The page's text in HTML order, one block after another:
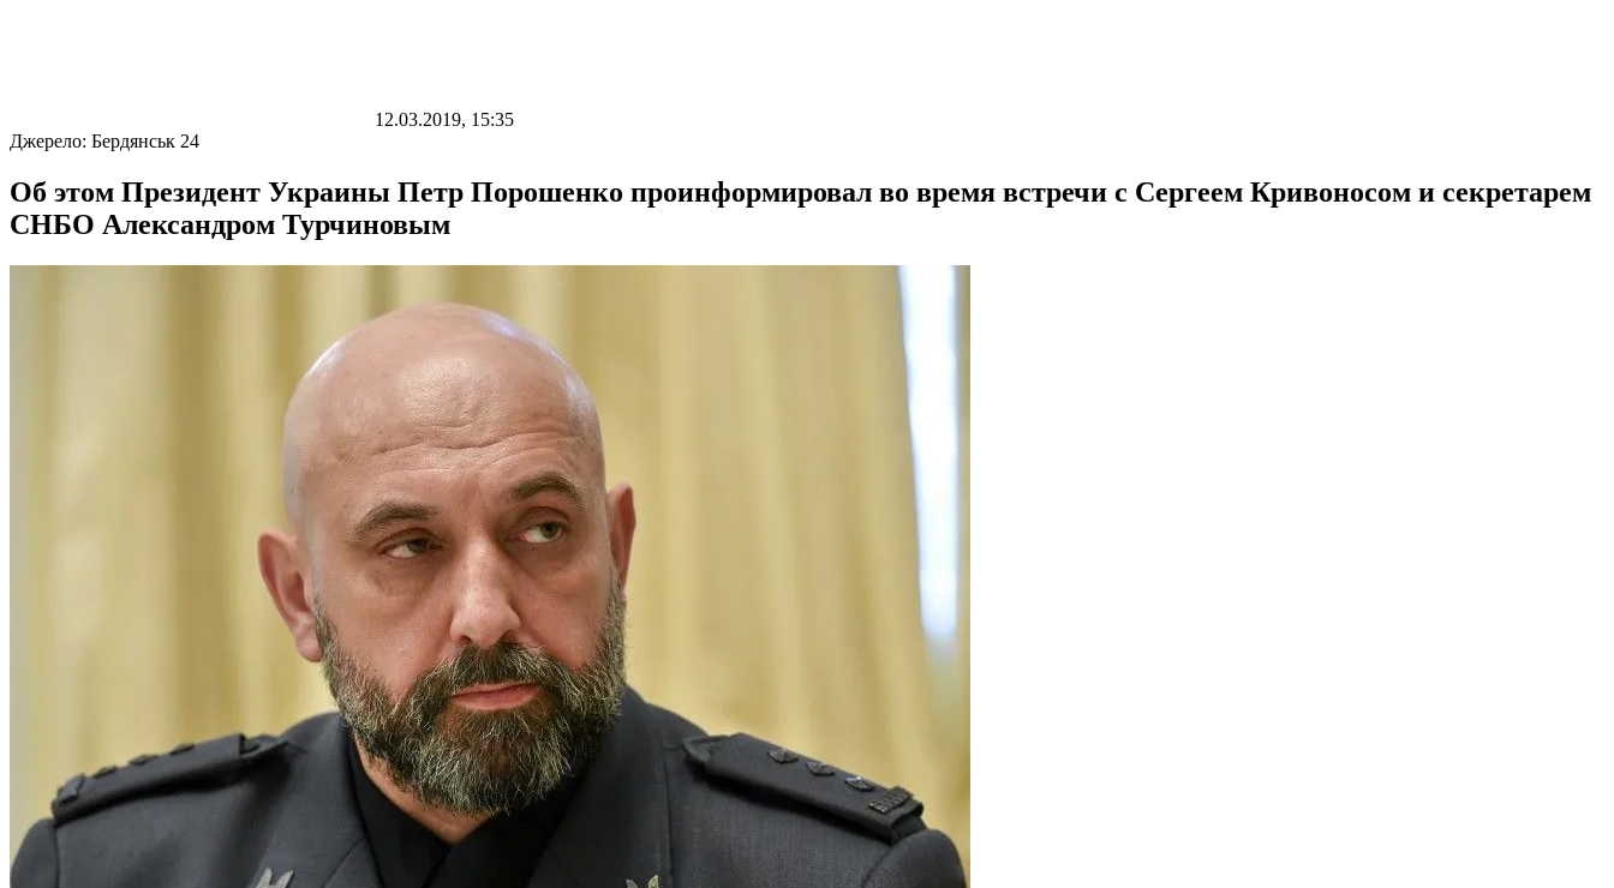
12.03.2019, 15:35
Джерело: Бердянськ 24
Об этом Президент Украины Петр Порошенко проинформировал во время встречи с Сергеем Кривоносом и секретарем
СНБО Александром Турчиновым